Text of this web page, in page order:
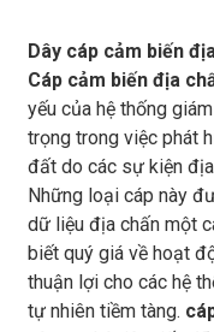
Dây cáp cảm biến
Cáp cảm biến địa
yếu của hệ thống
trọng trong việc phát
đất do các sự kiện
Những loại cáp này
dữ liệu địa chấn một
biết quý giá về hoạt
thuận lợi cho các hệ
tự nhiên tiềm tàng.